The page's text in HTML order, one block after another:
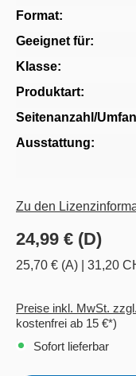
Format:
Geeignet für:
Klasse:
Produktart:
Seitenanzahl/
Ausstattung:
Zu den
24,99 € (D)
25,70 € (A) 31,20
Preise inkl. MwSt.
kostenfrei ab 15 €*)
Sofort lieferbar